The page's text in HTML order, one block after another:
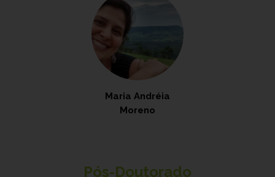
Maria Andréia
Moreno
Pós-Doutorado